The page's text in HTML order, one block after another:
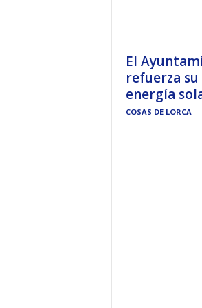
El
refuerza
energía
COSAS DE LORCA -